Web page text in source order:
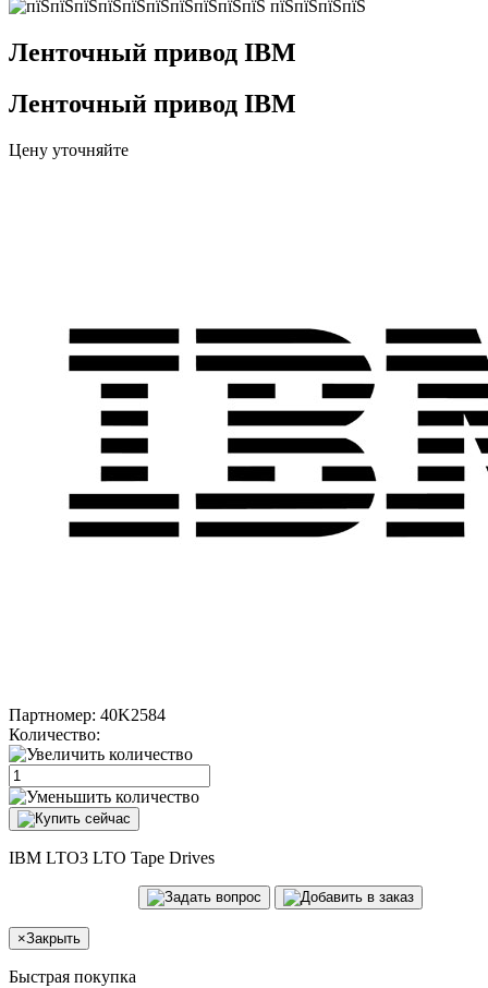
Ленточный привод IBM
Ленточный привод IBM
Цену уточняйте
Партномер: 40K2584
Количество:
IBM LTO3 LTO Tape Drives
×Закрыть
Быстрая покупка